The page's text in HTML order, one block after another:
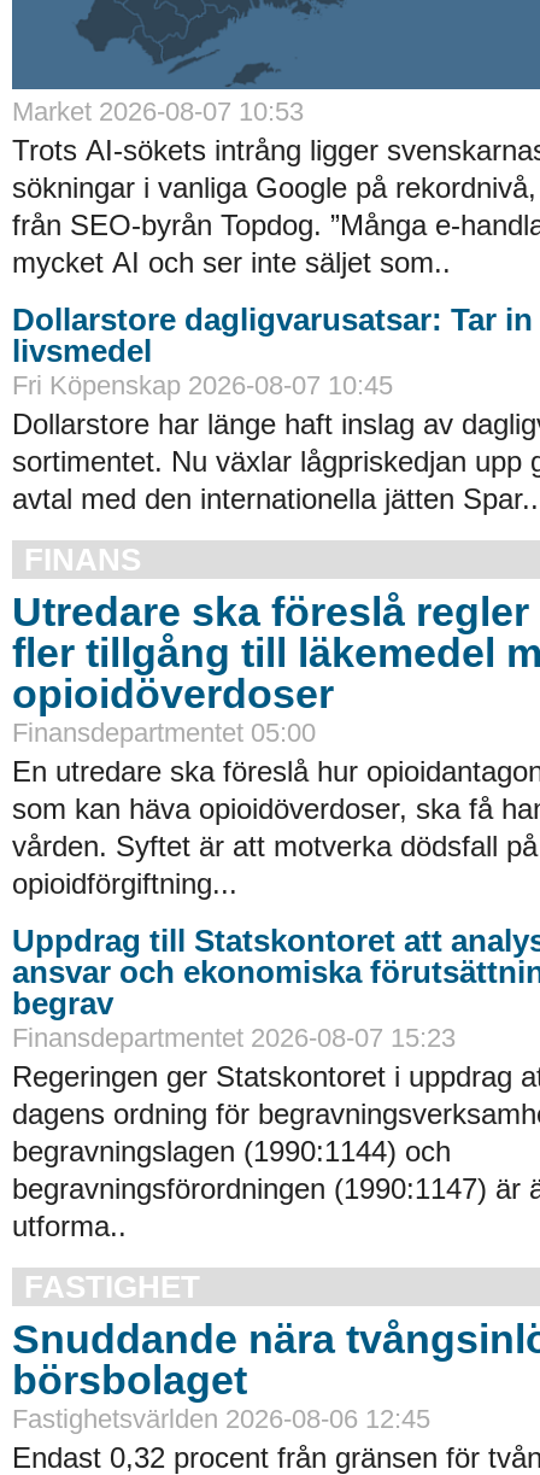
Market 2026-08-07 10:53
Trots AI-sökets intrång ligger
sökningar i vanliga Google på
från SEO-byrån Topdog. ”Många e-
mycket AI och ser inte säljet som..
Dollarstore dagligvarusatsar: Tar in
livsmedel
Fri Köpenskap 2026-08-07 10:45
Dollarstore har länge haft inslag av
sortimentet. Nu växlar lågpriskedjan upp
avtal med den internationella jätten
FINANS
Utredare ska föreslå
fler tillgång till läkemedel
opioidöverdoser
Finansdepartmentet 05:00
En utredare ska föreslå hur
som kan häva opioidöverdoser, ska få
vården. Syftet är att motverka dödsfall
opioidförgiftning...
Uppdrag till Statskontoret att
ansvar och ekonomiska
begrav
Finansdepartmentet 2026-08-07 15:23
Regeringen ger Statskontoret i uppdrag
dagens ordning för
begravningslagen (1990:1144) och
begravningsförordningen (1990:1147) är
utforma..
FASTIGHET
Snuddande nära
börsbolaget
Fastighetsvärlden 2026-08-06 12:45
Endast 0,32 procent från gränsen för